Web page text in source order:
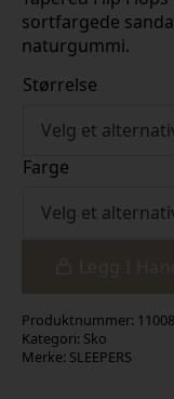
sortfargede
naturgummi.
Størrelse
Farge
Produktnummer: 11008
Kategori: Sko
Merke: SLEEPERS